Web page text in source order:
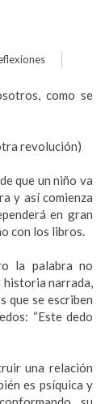
como se
revolución)
que un niño va
y así comienza
en gran
con los libros.
la palabra no
historia narrada,
que se escriben
“Este dedo
una relación
es psíquica y